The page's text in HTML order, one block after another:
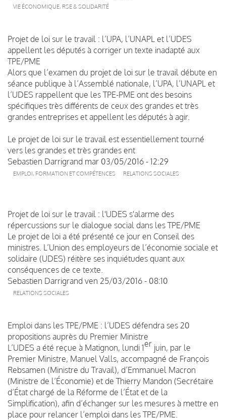
VIE ÉCONOMIQUE, RSE & SOLIDARITÉ
Projet de loi sur le travail : l’UPA, l’UNAPL et l’UDES
appellent les députés à corriger un texte inadapté aux
TPE/PME
Alors que l’examen du projet de loi sur le travail débute en
séance publique à l’Assemblé nationale, l’UPA, l’UNAPL et
l’UDES rappellent que les TPE-PME ont des besoins
spécifiques très différents de ceux des grandes et très
grandes entreprises et appellent les députés à agir.
Le projet de loi sur le travail est essentiellement tourné
vers les grandes et très grandes ent
Sebastien Darrigrand mar 03/05/2016 - 12:29
EMPLOI, FORMATION ET COMPÉTENCES RELATIONS SOCIALES
Projet de loi sur le travail : l'UDES s'alarme des
répercussions sur le dialogue social dans les TPE/PME
Le projet de loi a été présenté ce jour en Conseil des
ministres. L’Union des employeurs de l’économie sociale et
solidaire (UDES) réitère ses inquiétudes quant aux
conséquences de ce texte.
Sebastien Darrigrand ven 25/03/2016 - 08:10
RELATIONS SOCIALES
Emploi dans les TPE/PME : l’UDES défendra ses 20
propositions auprès du Premier Ministre
L’UDES a été reçue à Matignon, lundi 1er juin, par le
Premier Ministre, Manuel Valls, accompagné de François
Rebsamen (Ministre du Travail), d’Emmanuel Macron
(Ministre de l’Économie) et de Thierry Mandon (Secrétaire
d’État chargé de la Réforme de l’État et de la
Simplification), afin d’échanger sur les mesures à mettre en
place pour relancer l’emploi dans les TPE/PME.